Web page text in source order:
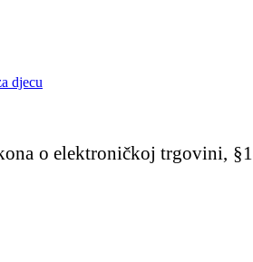
djecu
o elektroničkoj trgovini,